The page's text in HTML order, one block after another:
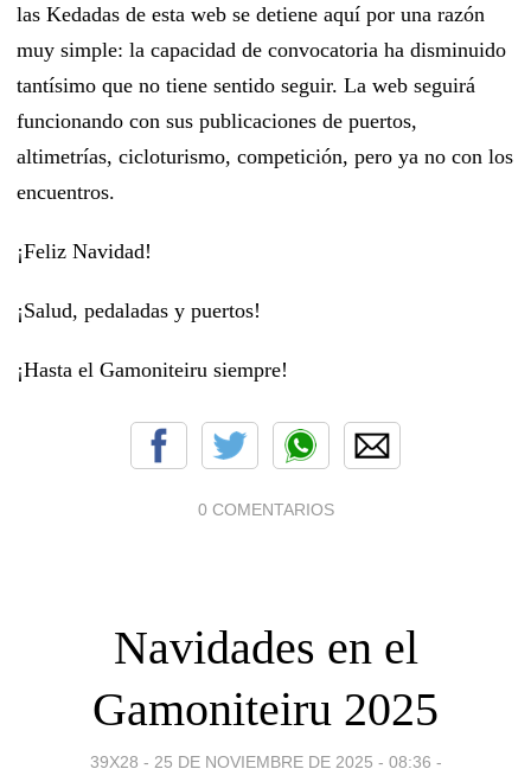
las Kedadas de esta web se detiene aquí por una razón
muy simple: la capacidad de convocatoria ha disminuido
tantísimo que no tiene sentido seguir. La web seguirá
funcionando con sus publicaciones de puertos,
altimetrías, cicloturismo, competición, pero ya no con los
encuentros.
¡Feliz Navidad!
¡Salud, pedaladas y puertos!
¡Hasta el Gamoniteiru siempre!
0 COMENTARIOS
Navidades en el
Gamoniteiru 2025
39X28 - 25 DE NOVIEMBRE DE 2025 - 08:36 -